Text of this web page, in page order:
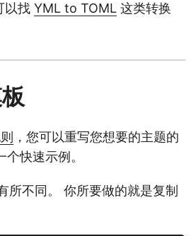
以找 YML to TOML 这类转换
，您可以重写您想要的主题的
快速示例。
所不同。 你所要做的就是复制